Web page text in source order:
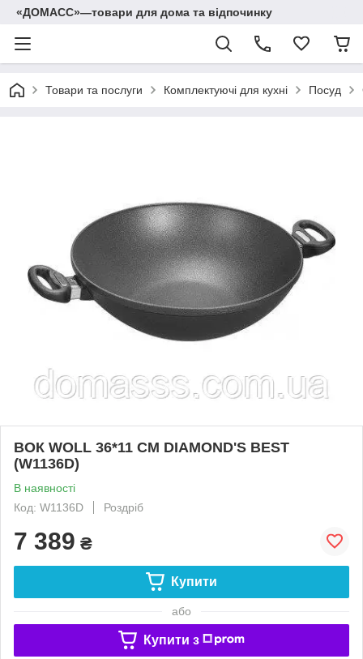
«ДОМАСС»—товари для дома та відпочинку
Товари та послуги Комплектуючі для кухні Посуд
ВОК WOLL 36*11 СМ DIAMOND'S BEST
(W1136D)
В наявності
Код: W1136D
Роздріб
7 389 ₴
Купити
або
Купити з